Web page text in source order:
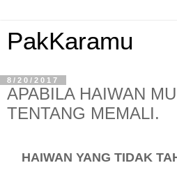
PakKaramu
8/20/2017
APABILA HAIWAN
TENTANG MEMALI.
HAIWAN YANG TIDAK